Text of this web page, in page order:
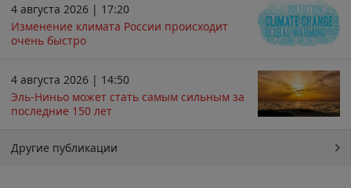
4 августа 2026 | 17:20
Изменение климата России происходит
очень быстро
4 августа 2026 | 14:50
Эль-Ниньо может стать самым сильным за
последние 150 лет
Другие публикации